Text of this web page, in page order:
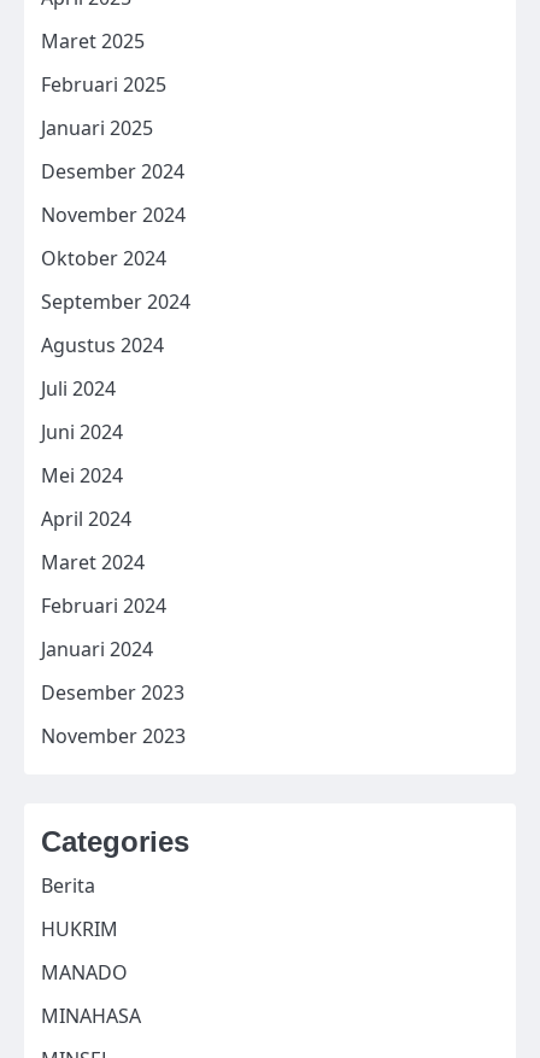
Maret 2025
Februari 2025
Januari 2025
Desember 2024
November 2024
Oktober 2024
September 2024
Agustus 2024
Juli 2024
Juni 2024
Mei 2024
April 2024
Maret 2024
Februari 2024
Januari 2024
Desember 2023
November 2023
Categories
Berita
HUKRIM
MANADO
MINAHASA